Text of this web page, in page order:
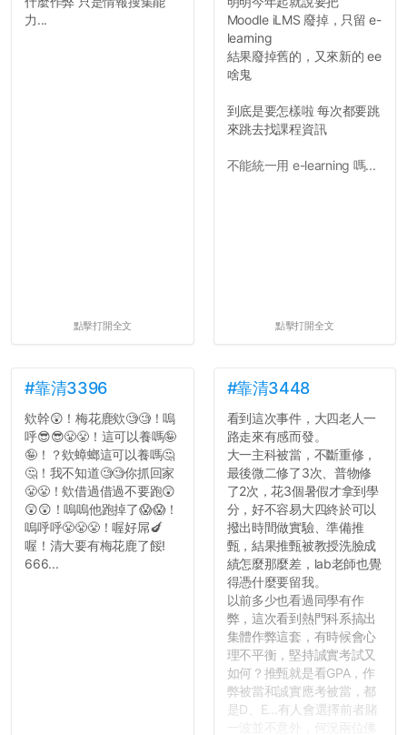
聽幾句，但寫成文字時只會
力...
點擊打開全文
Moodle iLMS 廢掉，只留 e-
learning
結果廢掉舊的，又來新的 ee
啥鬼
到底是要怎樣啦 每次都要跳
來跳去找課程資訊
不能統一用 e-learning 嗎...
點擊打開全文
#靠清3396
欸幹😲！梅花鹿欸🧐🧐！嗚
呼😎😎😤😤！這可以養嗎🤪
🤪！？欸蟑螂這可以養嗎🤔
🤔！我不知道🧐🧐你抓回家
😤😤！欸借過借過不要跑😲
😲😲！嗚嗚他跑掉了😱😱！
嗚呼呼😤😤😤！喔好屌🍆
喔！清大要有梅花鹿了餒!
666...
#靠清3448
看到這次事件，大四老人一
路走來有感而發。
大一主科被當，不斷重修，
最後微二修了3次、普物修
了2次，花3個暑假才拿到學
分，好不容易大四終於可以
撥出時間做實驗、準備推
甄，結果推甄被教授洗臉成
績怎麼那麼差，lab老師也覺
得憑什麼要留我。
以前多少也看過同學有作
弊，這次看到熱門科系搞出
集體作弊這套，有時候會心
理不平衡，堅持誠實考試又
如何？推甄就是看GPA，作
弊被當和誠實應考被當，都
是D、E...有人會選擇前者賭
一波並不意外，何況兩位佛